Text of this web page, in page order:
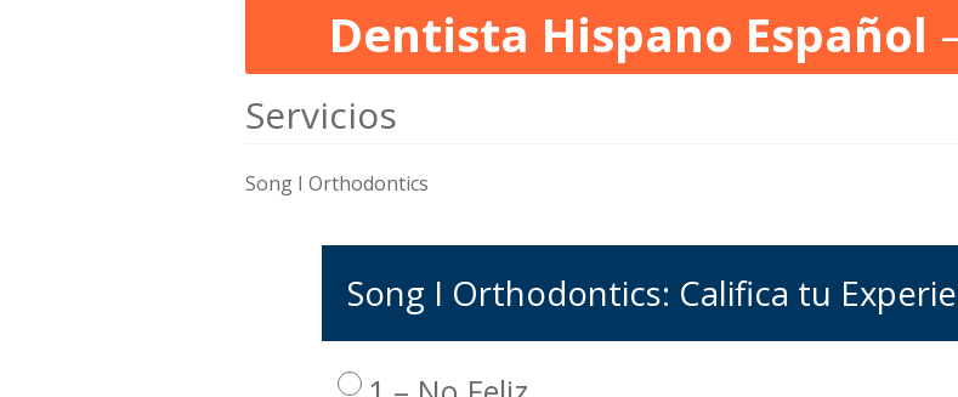
Dentista Hispano Español
Servicios
Song I Orthodontics
Song I Orthodontics: Califica tu